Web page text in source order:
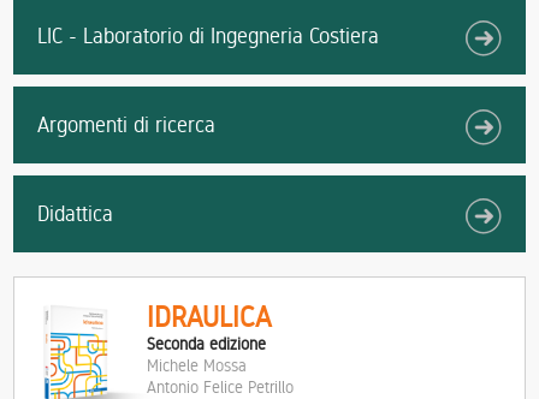
LIC - Laboratorio di Ingegneria Costiera
Argomenti di ricerca
Didattica
IDRAULICA
Seconda edizione
Michele Mossa
Antonio Felice Petrillo